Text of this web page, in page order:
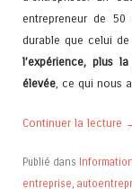
entrepreneur de
durable que celui
l’expérience, plus
élevée, ce qui nous
Continuer la lecture
Publié dans
entreprise